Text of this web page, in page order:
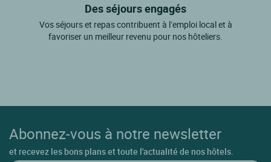
Des séjours engagés
Vos séjours et repas contribuent à l’emploi local et à
favoriser un meilleur revenu pour nos hôteliers.
Abonnez-vous à notre newsletter
et recevez les bons plans et toute l'actualité de nos hôtels.